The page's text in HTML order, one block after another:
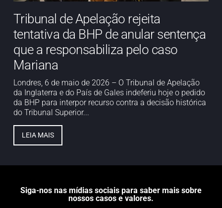
Tribunal de Apelação rejeita
tentativa da BHP de anular sentença
que a responsabiliza pelo caso
Mariana
Londres, 6 de maio de 2026 – O Tribunal de Apelação
da Inglaterra e do País de Gales indeferiu hoje o pedido
da BHP para interpor recurso contra a decisão histórica
do Tribunal Superior...
LEIA MAIS
Siga-nos nas mídias sociais para saber mais sobre
nossos casos e valores.